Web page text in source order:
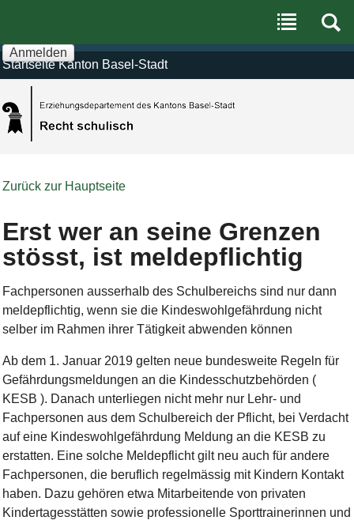
Startseite Kanton Basel-Stadt
Anmelden
|
Direkt
zur
Navigation
Zurück zur Hauptseite
Erst wer an seine Grenzen
stösst, ist meldepflichtig
Fachpersonen ausserhalb des Schulbereichs sind nur dann
meldepflichtig, wenn sie die Kindeswohlgefährdung nicht
selber im Rahmen ihrer Tätigkeit abwenden können
Ab dem 1. Januar 2019 gelten neue bundesweite Regeln für
Gefährdungsmeldungen an die Kindesschutzbehörden (
KESB ). Danach unterliegen nicht mehr nur Lehr- und
Fachpersonen aus dem Schulbereich der Pflicht, bei Verdacht
auf eine Kindeswohlgefährdung Meldung an die KESB zu
erstatten. Eine solche Meldepflicht gilt neu auch für andere
Fachpersonen, die beruflich regelmässig mit Kindern Kontakt
haben. Dazu gehören etwa Mitarbeitende von privaten
Kindertagesstätten sowie professionelle Sporttrainerinnen und